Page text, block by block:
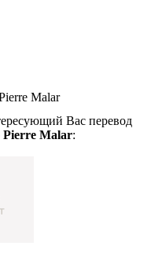
Malar
Вас перевод
Pierre Malar: